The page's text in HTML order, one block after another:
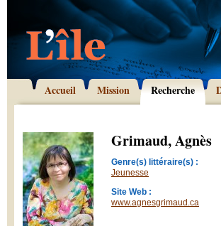
Accueil Mission Recherche
Grimaud, Agnès
Genre(s) littéraire(s) :
Jeunesse
Site Web :
www.agnesgrimaud.ca